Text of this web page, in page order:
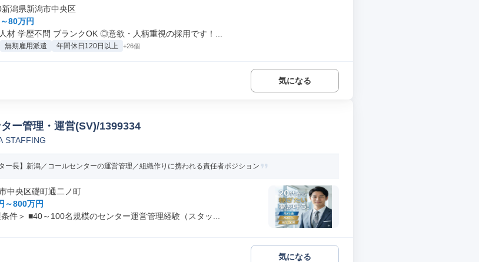
潟県新潟市中央区
80万円
材 学歴不問 ブランクOK ◎意欲・人柄重視の採用です！...
無期雇用派遣 年間休日120日以上 +26個
気になる
ー管理・運営(SV)/1399334
STAFFING
ター長】新潟／コールセンターの運営管理／組織作りに携われる責任者ポジション
中央区礎町通二ノ町
～800万円
件＞ ■40～100名規模のセンター運営管理経験（スタッ...
気になる